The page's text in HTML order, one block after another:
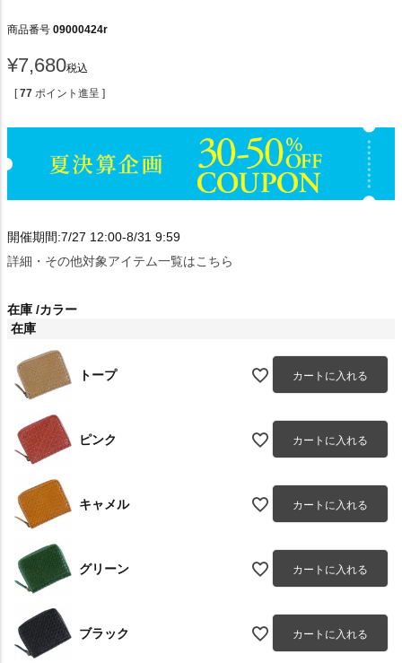
商品番号 09000424r
¥7,680税込
[ 77 ポイント進呈 ]
開催期間:7/27 12:00-8/31 9:59
詳細・その他対象アイテム一覧はこちら
在庫 カラー
在庫
トープ カートに入れる
ピンク カートに入れる
キャメル カートに入れる
グリーン カートに入れる
ブラック カートに入れる